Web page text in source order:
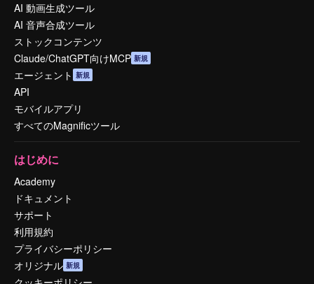
AI 動画生成ツール
AI 音声合成ツール
ストックコンテンツ
Claude/ChatGPT向けMCP 新規
エージェント 新規
API
モバイルアプリ
すべてのMagnificツール
はじめに
Academy
ドキュメント
サポート
利用規約
プライバシーポリシー
オリジナル 新規